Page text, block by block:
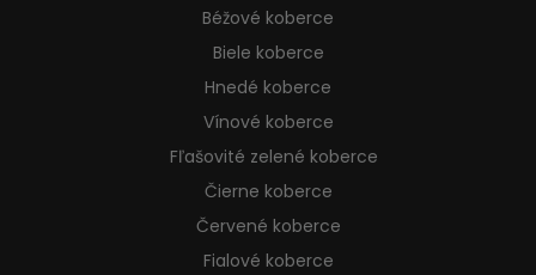
Béžové koberce
Biele koberce
Hnedé koberce
Vínové koberce
Fľašovité zelené koberce
Čierne koberce
Červené koberce
Fialové koberce